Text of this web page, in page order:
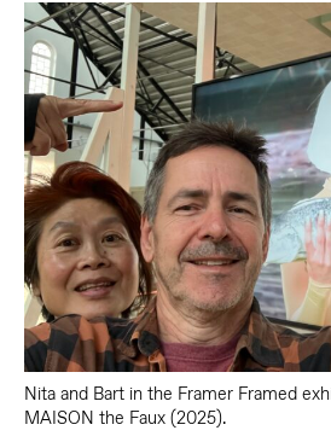
Nita and Bart in the Framer Framed
MAISON the Faux (2025).